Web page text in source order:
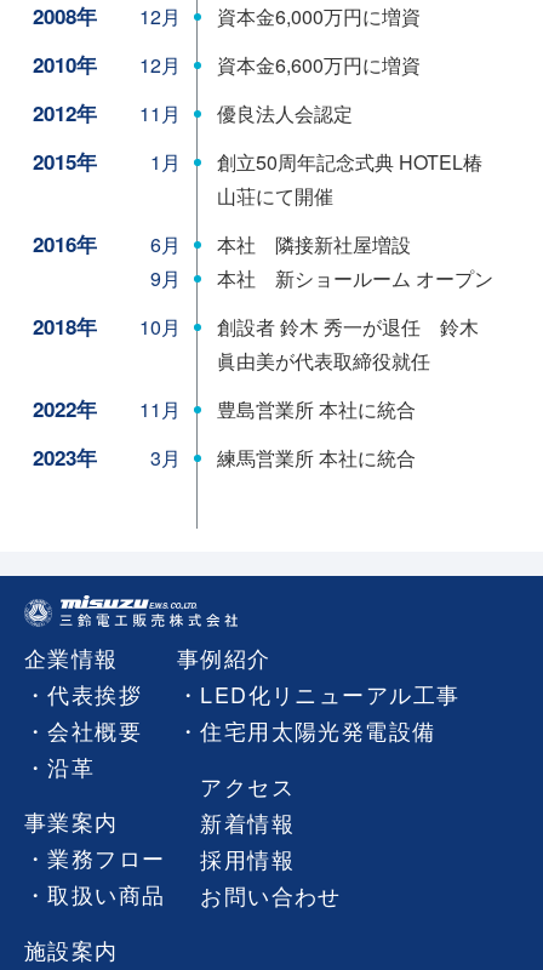
2008年 12月 資本金6,000万円に増資
2010年 12月 資本金6,600万円に増資
2012年 11月 優良法人会認定
2015年 1月
創立50周年記念式典 HOTEL椿
山荘にて開催
2016年 6月
本社 隣接新社屋増設
9月
本社 新ショールーム オープン
2018年 10月
創設者 鈴木 秀一が退任 鈴木
眞由美が代表取締役就任
2022年 11月 豊島営業所 本社に統合
2023年 3月 練馬営業所 本社に統合
企業情報
代表挨拶
会社概要
沿革
事例紹介
LED化リニューアル工事
住宅用太陽光発電設備
事業案内
業務フロー
取扱い商品
アクセス
新着情報
採用情報
お問い合わせ
施設案内